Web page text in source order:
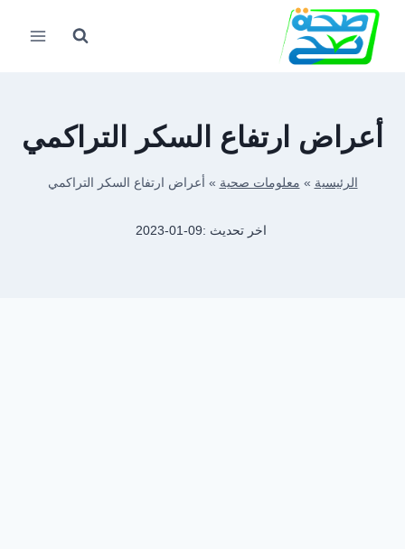
التجاوز
المحتوى
أعراض ارتفاع السكر التراكمي
الرئيسية » معلومات صحية » أعراض ارتفاع السكر التراكمي
اخر تحديث :2023-01-09